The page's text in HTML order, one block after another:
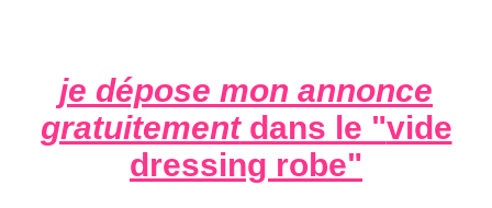
je dépose mon annonce
gratuitementdans le "vide
dressing robe"